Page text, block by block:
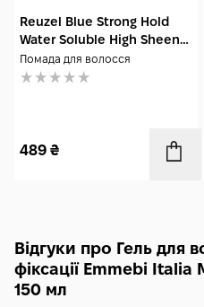
Reuzel Blue Strong Hold
Water Soluble High Sheen
Pomade 35 г
Помада для волосся
489 ₴
Відгуки про Гель для
фіксації Emmebi
150 мл